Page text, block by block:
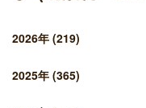
2026年 (219)
2025年 (365)